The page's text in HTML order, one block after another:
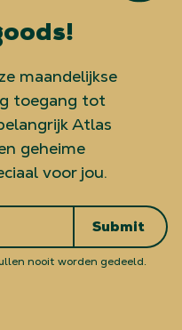
maandelijkse
toegang tot
Atlas
geheime
voor jou.
Submit
nooit worden gedeeld.